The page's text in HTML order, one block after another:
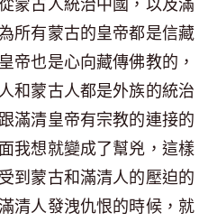
蒙古人統治中國，以及滿
所有蒙古的皇帝都是信藏
帝也是心向藏傳佛教的，
和蒙古人都是外族的統治
滿清皇帝有宗教的連接的
我想就變成了幫兇，這樣
到蒙古和滿清人的壓迫的
清人發洩仇恨的時候，就